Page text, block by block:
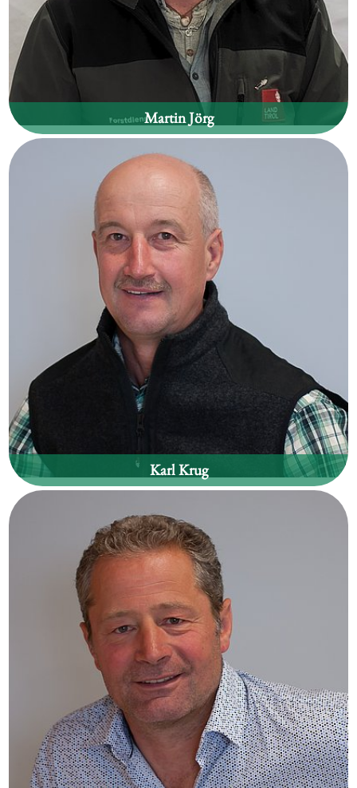
Martin Jörg
Waldgebiet:Ellbögen, Patsch
Karl Krug